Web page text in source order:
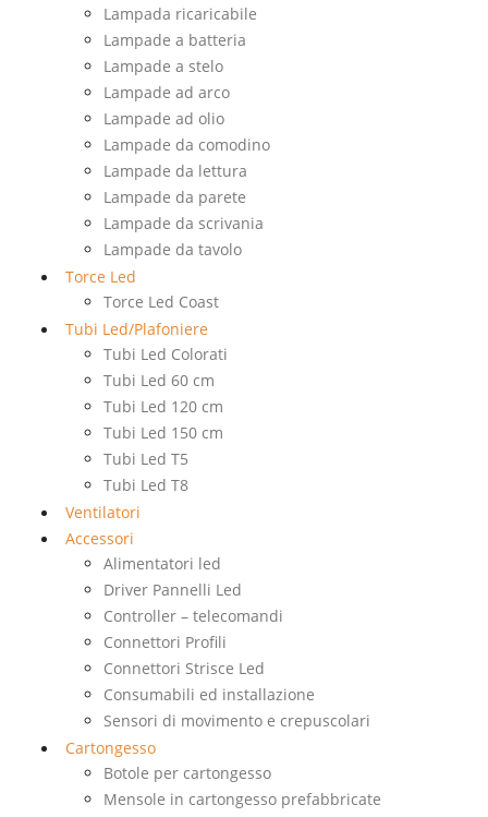
Lampada ricaricabile
Lampade a batteria
Lampade a stelo
Lampade ad arco
Lampade ad olio
Lampade da comodino
Lampade da lettura
Lampade da parete
Lampade da scrivania
Lampade da tavolo
Torce Led
Torce Led Coast
Tubi Led/Plafoniere
Tubi Led Colorati
Tubi Led 60 cm
Tubi Led 120 cm
Tubi Led 150 cm
Tubi Led T5
Tubi Led T8
Ventilatori
Accessori
Alimentatori led
Driver Pannelli Led
Controller – telecomandi
Connettori Profili
Connettori Strisce Led
Consumabili ed installazione
Sensori di movimento e crepuscolari
Cartongesso
Botole per cartongesso
Mensole in cartongesso prefabbricate